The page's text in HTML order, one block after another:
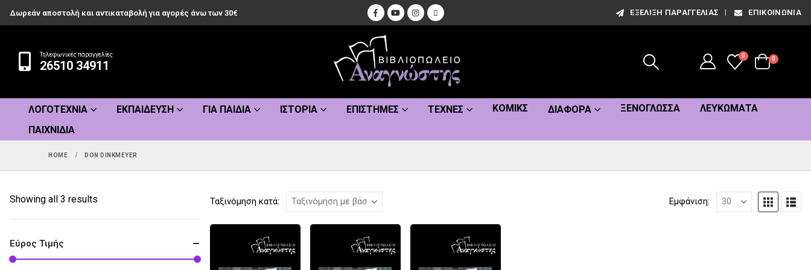
Δωρεάν αποστολή και αντικαταβολή για αγορές άνω των 30€ ΕΞΈΛΙΞΗ ΠΑΡΑΓΓΕΛΊΑΣ ΕΠΙΚΟΙΝΩΝΊΑ
Τηλεφωνικές παραγγελίες
26510 34911
0
0
ΛΟΓΟΤΕΧΝΊΑ ΕΚΠΑΊΔΕΥΣΗ ΓΙΑ ΠΑΙΔΙΆ ΙΣΤΟΡΊΑ ΕΠΙΣΤΉΜΕΣ ΤΈΧΝΕΣ ΚΌΜΙΚΣ ΔΙΆΦΟΡΑ ΞΕΝΌΓΛΩΣΣΑ
ΛΕΥΚΏΜΑΤΑ
ΠΑΙΧΝΊΔΙΑ
HOME DON DINKMEYER
Ταξινόμηση κατά: Εμφάνιση:
Showing all 3 results
Εύρος Τιμής